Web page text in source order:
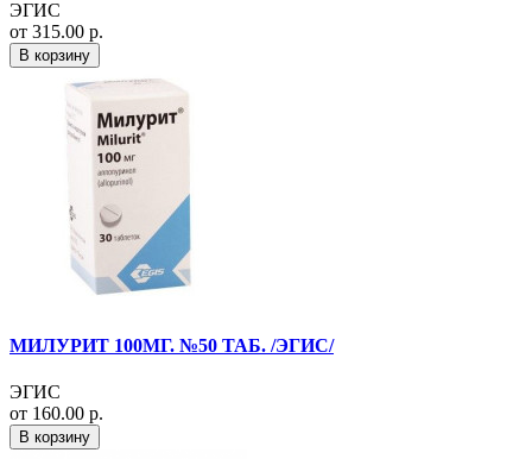
ЭГИС
от 315.00 р.
В корзину
МИЛУРИТ 100МГ. №50 ТАБ. /ЭГИС/
ЭГИС
от 160.00 р.
В корзину